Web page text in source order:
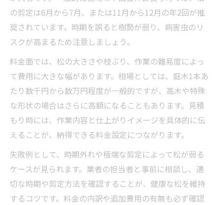
の剪定は6月から7月、または11月から12月の年2回が推
奨されています。時期を誤ると樹勢が弱り、病害虫のリ
スクが高まるため注意しましょう。
料金面では、松の大きさや枝ぶり、作業の難易度によっ
て費用に大きな幅があります。相場としては、庭木1本あ
たり数千円から数万円程度が一般的ですが、高木や特殊
な形状の場合はさらに高額になることもあります。見積
もり時には、作業内容と仕上がりイメージを具体的に伝
えることが、納得できる料金設定につながります。
失敗例として、時期外れや極端な剪定によって松が弱る
ケースが見られます。業者の担当者と事前に相談し、適
切な時期や剪定方法を確認することが、健康な松を維持
するコツです。料金の内訳や追加費用の有無も必ず確認